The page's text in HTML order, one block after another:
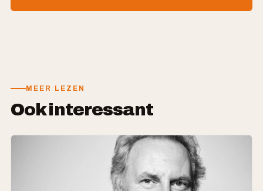
MEER LEZEN
Ook interessant